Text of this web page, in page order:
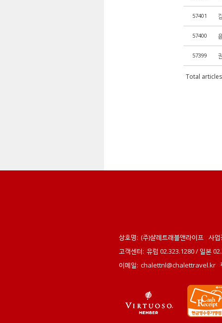
57401
57400
57399
Total
상호명: (주)샬레트래블앤라이프 사
고객센터: 유럽 02.323.1280 / 일본
이메일: chalettnl@chalettravel.kr